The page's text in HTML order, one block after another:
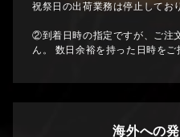
祝祭日の出荷業務は停止してお
②到着日時の指定ですが、ご注
ん。 数日余裕を持った日時をご
海外への